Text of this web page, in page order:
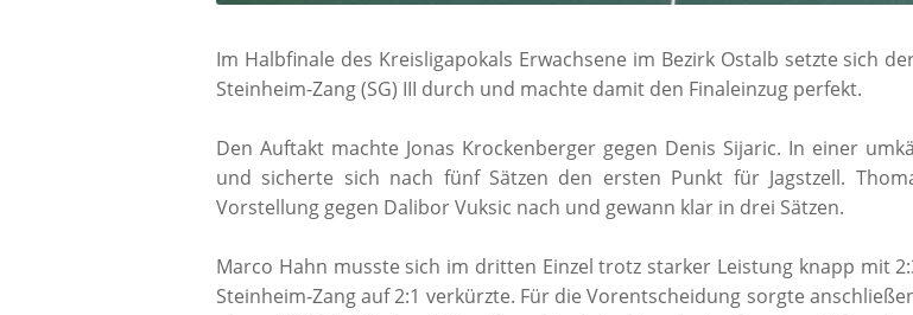
Im Halbfinale des Kreisligapokals Erwachsene im Bezirk Ostalb setzte sich
Steinheim-Zang (SG) III durch und machte damit den Finaleinzug perfekt.
Den Auftakt machte Jonas Krockenberger gegen Denis Sijaric. In einer
und sicherte sich nach fünf Sätzen den ersten Punkt für Jagstzell.
Vorstellung gegen Dalibor Vuksic nach und gewann klar in drei Sätzen.
Marco Hahn musste sich im dritten Einzel trotz starker Leistung knapp mit
Steinheim-Zang auf 2:1 verkürzte. Für die Vorentscheidung sorgte